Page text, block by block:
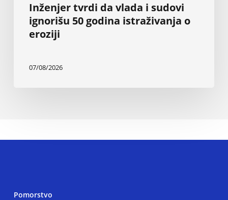
Inženjer tvrdi da vlada i sudovi
ignorišu 50 godina istraživanja o
eroziji
07/08/2026
Pomorstvo